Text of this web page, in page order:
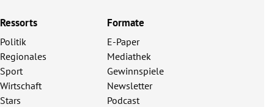
Ressorts
Politik
Regionales
Sport
Wirtschaft
Stars
Formate
E-Paper
Mediathek
Gewinnspiele
Newsletter
Podcast